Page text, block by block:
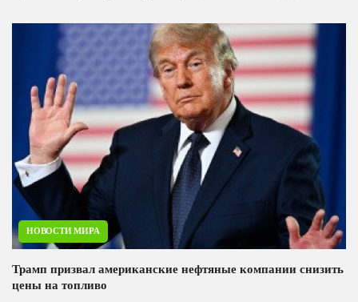
НОВОСТИ МИРА
Трамп призвал американские нефтяные компании снизить
цены на топливо